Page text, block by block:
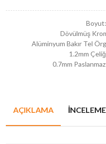
Dövülmüş
Alüminyum Bakır Tel
1.2mm
0.7mm
AÇIKLAMA